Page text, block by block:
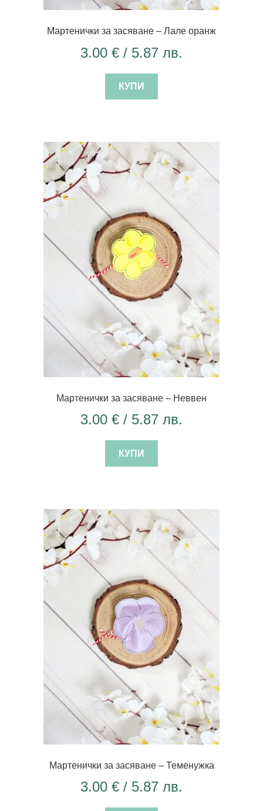
Мартенички за засяване – Лале оранж
3.00 € / 5.87 лв.
КУПИ
Мартенички за засяване – Неввен
3.00 € / 5.87 лв.
КУПИ
Мартенички за засяване – Теменужка
3.00 € / 5.87 лв.